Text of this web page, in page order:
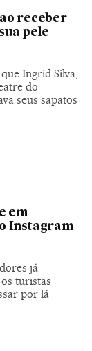
receber
pele
que Ingrid Silva,
do
seus sapatos
em
Instagram
já
turistas
por lá